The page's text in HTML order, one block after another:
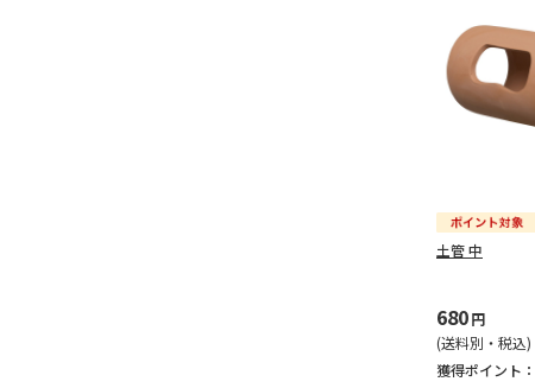
土管 中
680円
(送料別・税込)
獲得ポイント：